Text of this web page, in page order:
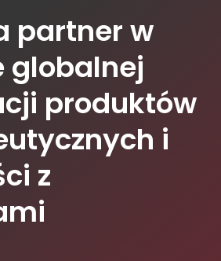
partner w
globalnej
produktów
i
z